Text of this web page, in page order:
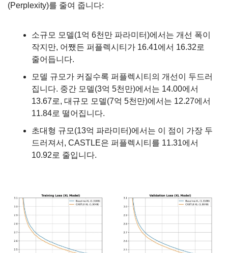
(Perplexity)를 줄여 줍니다:
소규모 모델(1억 6천만 파라미터)에서는 개선 폭이
작지만, 어쨌든 퍼플렉시티가 16.41에서 16.32로
줄어듭니다.
모델 규모가 커질수록 퍼플렉시티의 개선이 두드러
집니다. 중간 모델(3억 5천만)에서는 14.00에서
13.67로, 대규모 모델(7억 5천만)에서는 12.27에서
11.84로 떨어집니다.
초대형 규모(13억 파라미터)에서는 이 점이 가장 두
드러져서, CASTLE은 퍼플렉시티를 11.31에서
10.92로 줄입니다.